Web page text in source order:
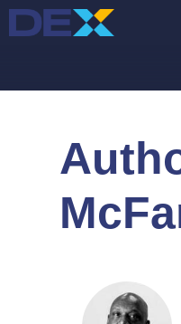
Skip
to